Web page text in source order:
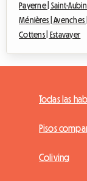
Payerne | Saint-Aubin |
Ménières |Avenches |
Cottens |
Estavayer
Todas las
Pisos
Coliving